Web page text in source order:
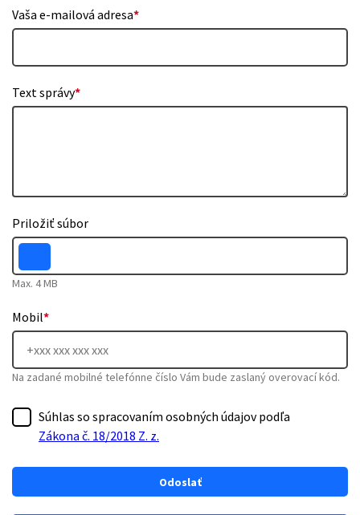
Vaša e-mailová adresa*
Text správy*
Priložiť súbor
Max. 4 MB
Mobil*
Na zadané mobilné telefónne číslo Vám bude zaslaný overovací kód.
Súhlas so spracovaním osobných údajov podľa
Zákona č. 18/2018 Z. z.